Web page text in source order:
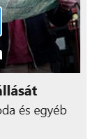
állapotban
az autó
Mindegy,
a legjobb
lépés a
Az
esőben